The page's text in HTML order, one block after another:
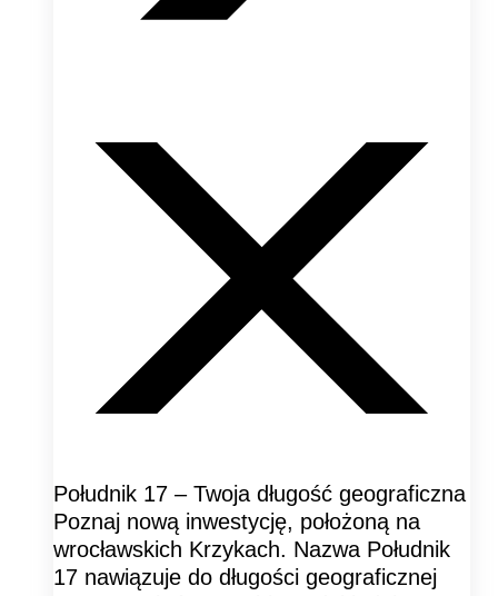
Południk 17 – Twoja długość geograficzna
Poznaj nową inwestycję, położoną na
wrocławskich Krzykach. Nazwa Południk
17 nawiązuje do długości geograficznej